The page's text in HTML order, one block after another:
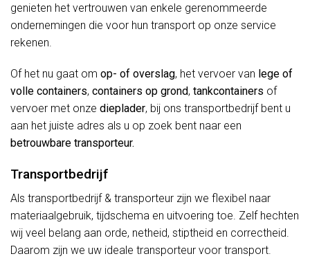
genieten het vertrouwen van enkele gerenommeerde
ondernemingen die voor hun transport op onze service
rekenen.
Of het nu gaat om op- of overslag, het vervoer van lege of
volle containers, containers op grond, tankcontainers of
vervoer met onze dieplader, bij ons transportbedrijf bent u
aan het juiste adres als u op zoek bent naar een
betrouwbare transporteur.
Transportbedrijf
Als transportbedrijf & transporteur zijn we flexibel naar
materiaalgebruik, tijdschema en uitvoering toe. Zelf hechten
wij veel belang aan orde, netheid, stiptheid en correctheid.
Daarom zijn we uw ideale transporteur voor transport.